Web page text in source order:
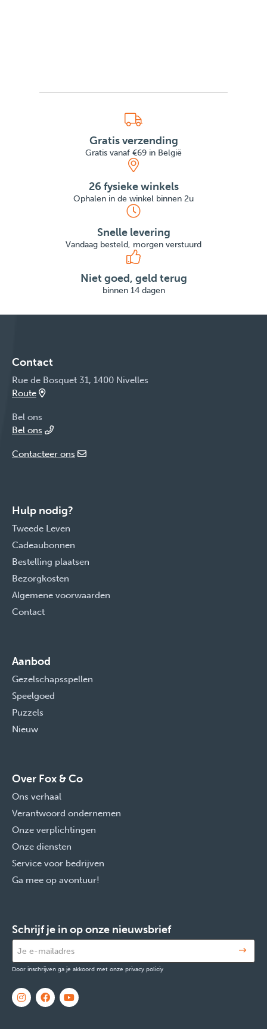
Gratis verzending
Gratis vanaf €69 in België
26 fysieke winkels
Ophalen in de winkel binnen 2u
Snelle levering
Vandaag besteld, morgen verstuurd
Niet goed, geld terug
binnen 14 dagen
Contact
Rue de Bosquet 31, 1400 Nivelles
Route
Bel ons
Bel ons
Contacteer ons
Hulp nodig?
Tweede Leven
Cadeaubonnen
Bestelling plaatsen
Bezorgkosten
Algemene voorwaarden
Contact
Aanbod
Gezelschapsspellen
Speelgoed
Puzzels
Nieuw
Over Fox & Co
Ons verhaal
Verantwoord ondernemen
Onze verplichtingen
Onze diensten
Service voor bedrijven
Ga mee op avontuur!
Schrijf je in op onze nieuwsbrief
Door inschrijven ga je akkoord met onze privacy policiy